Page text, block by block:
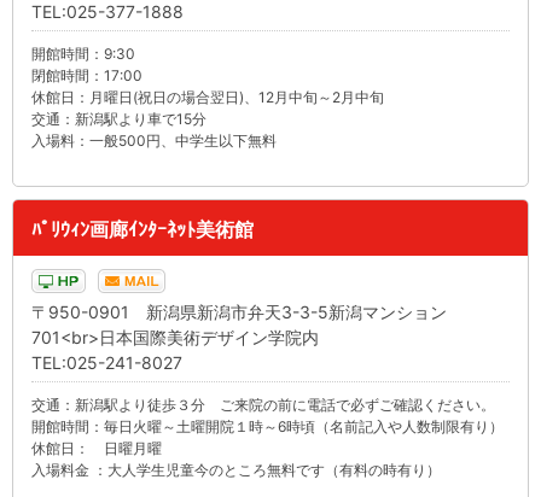
TEL:025-377-1888
開館時間：9:30
閉館時間：17:00
休館日：月曜日(祝日の場合翌日)、12月中旬～2月中旬
交通：新潟駅より車で15分
入場料：一般500円、中学生以下無料
ﾊﾟﾘｳｨﾝ画廊ｲﾝﾀｰﾈｯﾄ美術館
〒950-0901 新潟県新潟市弁天3-3-5新潟マンション
701<br>日本国際美術デザイン学院内
TEL:025-241-8027
交通：新潟駅より徒歩３分 ご来院の前に電話で必ずご確認ください。
開館時間：毎日火曜～土曜開院１時～6時頃（名前記入や人数制限有り）
休館日： 日曜月曜
入場料金 ：大人学生児童今のところ無料です（有料の時有り）